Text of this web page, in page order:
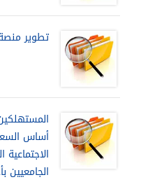
تطوير
أساس
الجامعيين